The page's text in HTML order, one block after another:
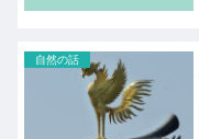
自然の話